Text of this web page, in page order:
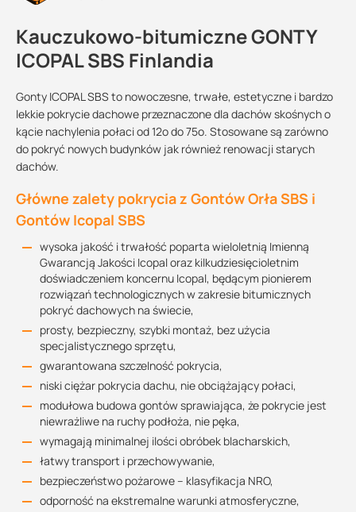
Kauczukowo-bitumiczne GONTY
ICOPAL SBS Finlandia
Gonty ICOPAL SBS to nowoczesne, trwałe, estetyczne i bardzo
lekkie pokrycie dachowe przeznaczone dla dachów skośnych o
kącie nachylenia połaci od 12o do 75o. Stosowane są zarówno
do pokryć nowych budynków jak również renowacji starych
dachów.
Główne zalety pokrycia z Gontów Orła SBS i
Gontów Icopal SBS
wysoka jakość i trwałość poparta wieloletnią Imienną
Gwarancją Jakości Icopal oraz kilkudziesięcioletnim
doświadczeniem koncernu Icopal, będącym pionierem
rozwiązań technologicznych w zakresie bitumicznych
pokryć dachowych na świecie,
prosty, bezpieczny, szybki montaż, bez użycia
specjalistycznego sprzętu,
gwarantowana szczelność pokrycia,
niski ciężar pokrycia dachu, nie obciążający połaci,
modułowa budowa gontów sprawiająca, że pokrycie jest
niewrażliwe na ruchy podłoża, nie pęka,
wymagają minimalnej ilości obróbek blacharskich,
łatwy transport i przechowywanie,
bezpieczeństwo pożarowe – klasyfikacja NRO,
odporność na ekstremalne warunki atmosferyczne,